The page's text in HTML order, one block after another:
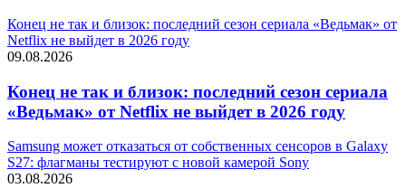
Конец не так и близок: последний сезон сериала «Ведьмак» от
Netflix не выйдет в 2026 году
09.08.2026
Конец не так и близок: последний сезон сериала
«Ведьмак» от Netflix не выйдет в 2026 году
Samsung может отказаться от собственных сенсоров в Galaxy
S27: флагманы тестируют с новой камерой Sony
03.08.2026